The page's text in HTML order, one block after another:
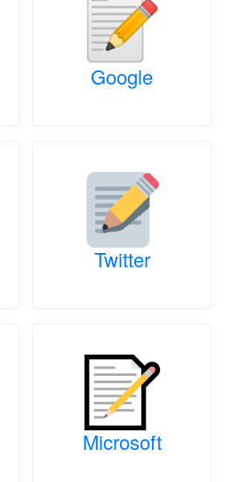
Google
Twitter
Microsoft